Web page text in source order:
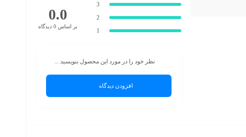
3
2
1
0.0
بر اساس 0 دیدگاه
نظر خود را در مورد این محصول بنویسید ...
افزودن دیدگاه